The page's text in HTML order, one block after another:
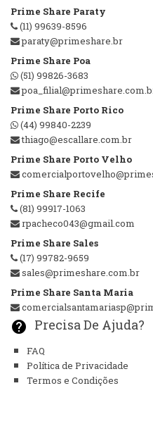
Prime Share Paraty
(11) 99639-8596
paraty@primeshare.br
Prime Share Poa
(51) 99826-3683
Prime Share Porto Rico
(44) 99840-2239
thiago@escallare.com.br
Prime Share Porto Velho
Prime Share Recife
(81) 99917-1063
rpacheco043@gmail.com
Prime Share Sales
(17) 99782-9659
sales@primeshare.com.br
Prime Share Santa Maria
help Precisa De Ajuda?
FAQ
Política de Privacidade
Termos e Condições